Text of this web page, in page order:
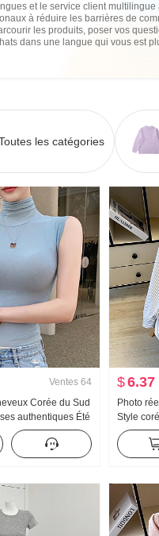
et le service client multilingue
à réduire les barrières de
les produits, poser vos
dans une langue qui vous est
les catégories
Ventes 64
Corée du Sud
authentiques Été
hao Regardez
Transparent Col
$6.37
Photo
Style
Cintré
pour